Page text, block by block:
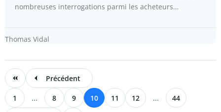
nombreuses interrogations parmi les acheteurs…
Thomas Vidal
Précédent
1 ... 8 9 10 11 12 ... 44